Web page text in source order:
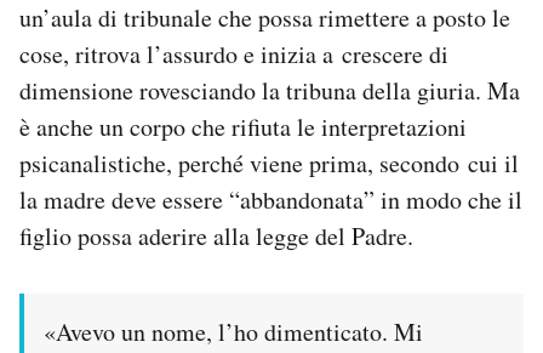
un’aula di tribunale che possa rimettere a posto le
cose, ritrova l’assurdo e inizia a crescere di
dimensione rovesciando la tribuna della giuria. Ma
è anche un corpo che rifiuta le interpretazioni
psicanalistiche, perché viene prima, secondo cui il
la madre deve essere “abbandonata” in modo che il
figlio possa aderire alla legge del Padre.
«Avevo un nome, l’ho dimenticato. Mi